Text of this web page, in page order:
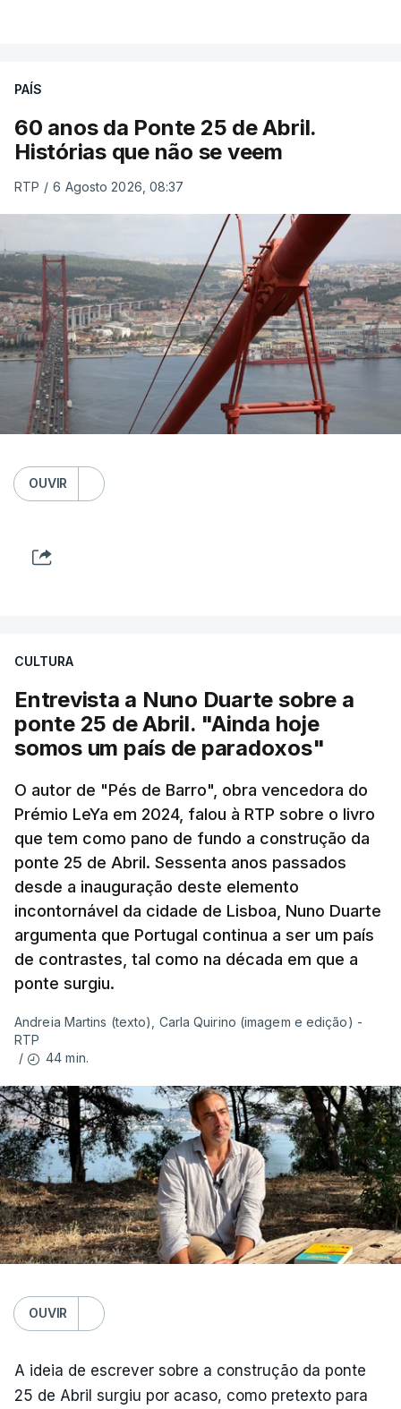
PAÍS
60 anos da Ponte 25 de Abril.
Histórias que não se veem
RTP / 6 Agosto 2026, 08:37
OUVIR
CULTURA
Entrevista a Nuno Duarte sobre a
ponte 25 de Abril. "Ainda hoje
somos um país de paradoxos"
O autor de "Pés de Barro", obra vencedora do
Prémio LeYa em 2024, falou à RTP sobre o livro
que tem como pano de fundo a construção da
ponte 25 de Abril. Sessenta anos passados
desde a inauguração deste elemento
incontornável da cidade de Lisboa, Nuno Duarte
argumenta que Portugal continua a ser um país
de contrastes, tal como na década em que a
ponte surgiu.
Andreia Martins (texto), Carla Quirino (imagem e edição) -
RTP
/
44 min.
OUVIR
A ideia de escrever sobre a construção da ponte
25 de Abril surgiu por acaso, como pretexto para